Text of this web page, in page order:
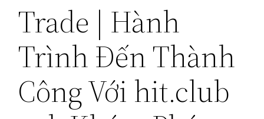
Trade | Hành
Trình Đến Thành
Công Với hit.club